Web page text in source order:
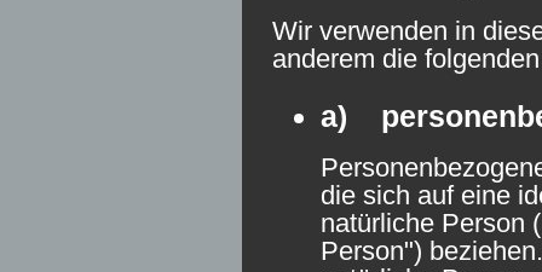
Wir verwenden in
anderem die
a)
die sich auf eine
natürliche Person
Person")